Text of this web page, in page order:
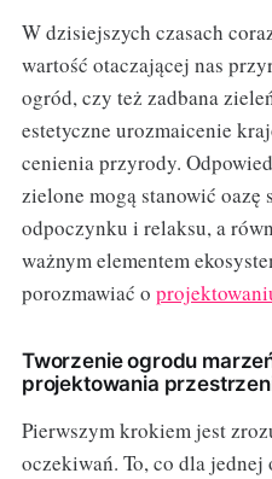
W dzisiejszych czasach
wartość otaczającej nas
ogród, czy też zadbana
estetyczne urozmaicenie
cenienia przyrody.
zielone mogą stanowić oazę
odpoczynku i relaksu, a
ważnym elementem
porozmawiać o
Tworzenie ogrodu
projektowania
Pierwszym krokiem jest
oczekiwań. To, co dla jednej